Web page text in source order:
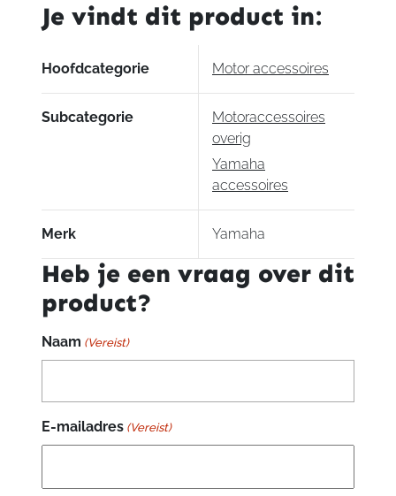
Je vindt dit product in:
Hoofdcategorie Motor accessoires
Subcategorie
Motoraccessoires
overig
Yamaha
accessoires
Merk Yamaha
Heb je een vraag over dit
product?
Naam (Vereist)
E-mailadres (Vereist)